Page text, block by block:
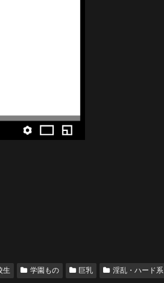
生 学園もの 巨乳 淫乱・ハード系